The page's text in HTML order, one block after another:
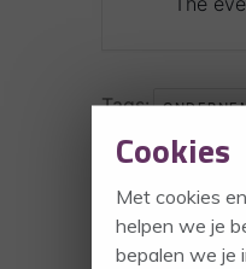
Tags:
PERSOONLIJK
PERSOONLIJKE
DEEL
Cookies
Met cookies
helpen we je
bepalen we je